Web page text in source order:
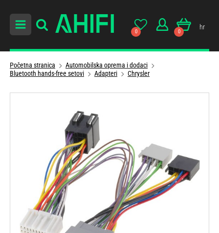
0 0
hr
Početna stranica
Automobilska oprema i dodaci
Bluetooth hands-free setovi
Adapteri Chrysler